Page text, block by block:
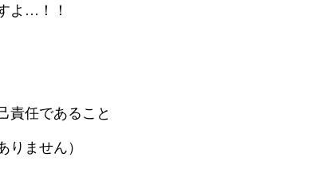
よ…！！
責任であること
りません）